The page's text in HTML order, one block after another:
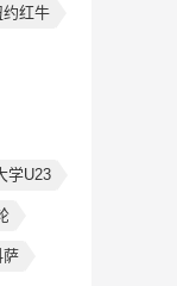
约红牛
学U23
萨